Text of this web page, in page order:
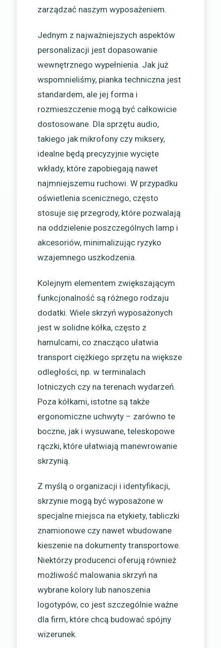
zarządzać naszym wyposażeniem.
Jednym z najważniejszych aspektów
personalizacji jest dopasowanie
wewnętrznego wypełnienia. Jak już
wspomnieliśmy, pianka techniczna jest
standardem, ale jej forma i
rozmieszczenie mogą być całkowicie
dostosowane. Dla sprzętu audio,
takiego jak mikrofony czy miksery,
idealne będą precyzyjnie wycięte
wkłady, które zapobiegają nawet
najmniejszemu ruchowi. W przypadku
oświetlenia scenicznego, często
stosuje się przegrody, które pozwalają
na oddzielenie poszczególnych lamp i
akcesoriów, minimalizując ryzyko
wzajemnego uszkodzenia.
Kolejnym elementem zwiększającym
funkcjonalność są różnego rodzaju
dodatki. Wiele skrzyń wyposażonych
jest w solidne kółka, często z
hamulcami, co znacząco ułatwia
transport ciężkiego sprzętu na większe
odległości, np. w terminalach
lotniczych czy na terenach wydarzeń.
Poza kółkami, istotne są także
ergonomiczne uchwyty – zarówno te
boczne, jak i wysuwane, teleskopowe
rączki, które ułatwiają manewrowanie
skrzynią.
Z myślą o organizacji i identyfikacji,
skrzynie mogą być wyposażone w
specjalne miejsca na etykiety, tabliczki
znamionowe czy nawet wbudowane
kieszenie na dokumenty transportowe.
Niektórzy producenci oferują również
możliwość malowania skrzyń na
wybrane kolory lub nanoszenia
logotypów, co jest szczególnie ważne
dla firm, które chcą budować spójny
wizerunek.